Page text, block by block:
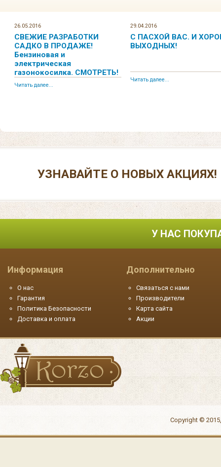
26.05.2016
СВЕЖИЕ РАЗРАБОТКИ
САДКО В ПРОДАЖЕ!
Бензиновая и
электрическая
газонокосилка. СМОТРЕТЬ!
Читать далее...
29.04.2016
С ПАСХОЙ ВАС. И
ВЫХОДНЫХ!
Читать далее...
УЗНАВАЙТЕ О НОВЫХ АКЦИЯХ!
У НАС
Информация
О нас
Гарантия
Политика Безопасности
Доставка и оплата
Дополнительно
Связаться с нами
Производители
Карта сайта
Акции
Copyright ©